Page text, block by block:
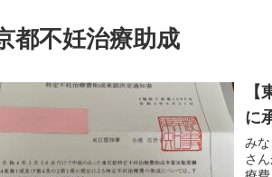
都不妊治療助成
に
み
さ